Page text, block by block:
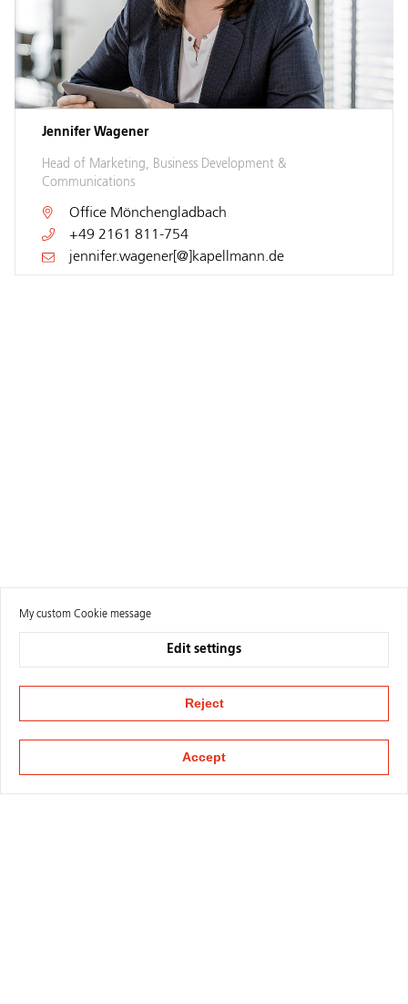
Jennifer Wagener
Head of Marketing, Business Development &
Communications
Office Mönchengladbach
+49 2161 811-754
jennifer.wagener[@]kapellmann.de
My custom Cookie message
Edit settings
Reject
Accept